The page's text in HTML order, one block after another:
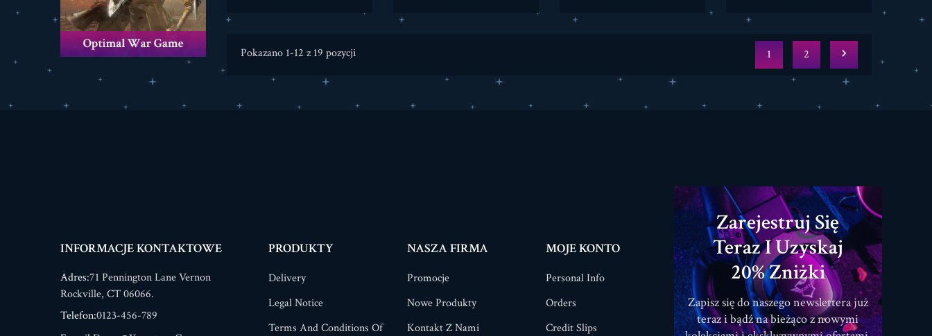
Pokazano 1-12 z 19 pozycji 1 2 
INFORMACJE KONTAKTOWE
Adres:71 Pennington Lane Vernon
Rockville, CT 06066.
Telefon:0123-456-789
PRODUKTY
Delivery
Legal Notice
Terms And Conditions Of
NASZA FIRMA
Promocje
Nowe Produkty
Kontakt Z Nami
MOJE KONTO
Personal Info
Orders
Credit Slips
Zarejestruj Się
Teraz I Uzyskaj
20% Zniżki
Zapisz się do naszego newslettera już
teraz i bądź na bieżąco z nowymi